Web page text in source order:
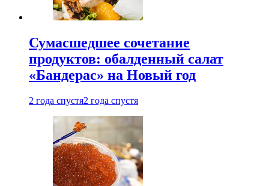
Сумасшедшее сочетание
продуктов: обалденный салат
«Бандерас» на Новый год
2 года спустя2 года спустя